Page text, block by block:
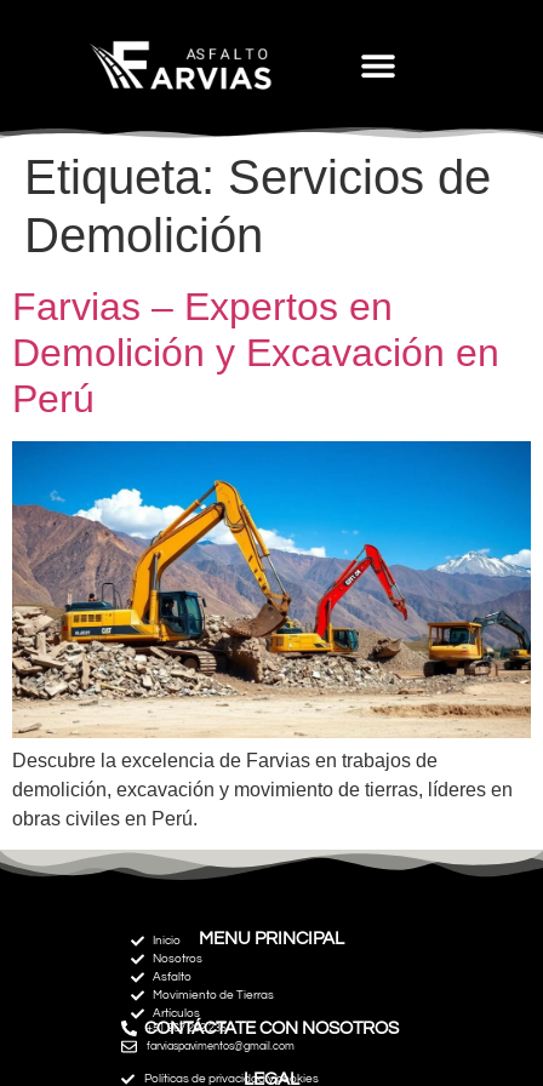
Etiqueta: Servicios de
Demolición
Farvias – Expertos en
Demolición y Excavación en
Perú
Descubre la excelencia de Farvias en trabajos de
demolición, excavación y movimiento de tierras, líderes en
obras civiles en Perú.
MENU PRINCIPAL
Inicio
Nosotros
Asfalto
Movimiento de Tierras
Artículos
CONTÁCTATE CON NOSOTROS
+51 967 292 235
farviaspavimentos@gmail.com
Políticas de privacidad y cookies
LEGAL